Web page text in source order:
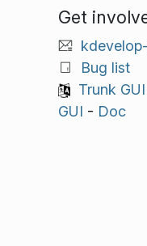
Get
Bug list
Trunk GUI
GUI - Doc